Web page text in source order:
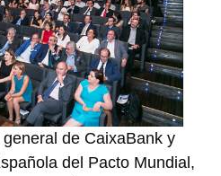
de CaixaBank y
del Pacto Mundial,